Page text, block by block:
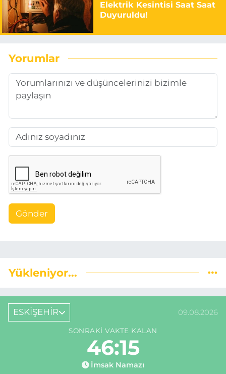
Elektrik Kesintisi Saat Saat
Duyuruldu!
Yorumlar
Gönder
Yükleniyor...
ESKİŞEHİR 09.08.2026
SONRAKI VAKTE KALAN
46:14
İmsak Namazı